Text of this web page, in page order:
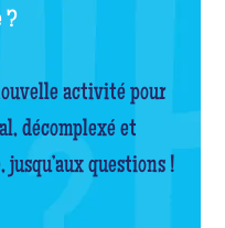
?
activité pour
décomplexé et
questions !